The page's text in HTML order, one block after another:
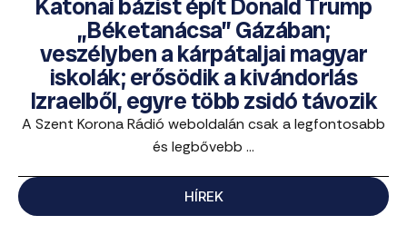
„Béketanácsa” Gázában;
veszélyben a kárpátaljai magyar
iskolák; erősödik a kivándorlás
Izraelből, egyre több zsidó távozik
A Szent Korona Rádió weboldalán csak a legfontosabb
és legbővebb ...
HÍREK